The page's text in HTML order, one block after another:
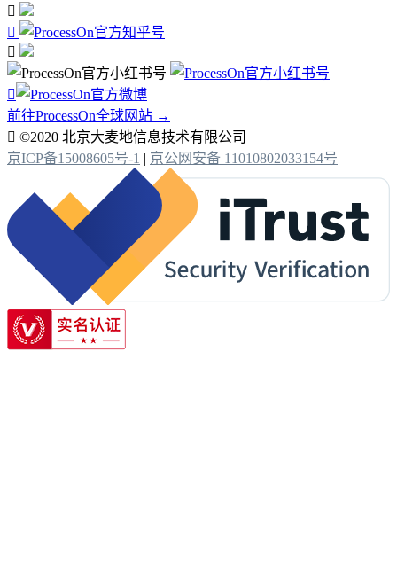




前往ProcessOn全球网站 →
 ©2020 北京大麦地信息技术有限公司
京ICP备15008605号-1 | 京公网安备 11010802033154号